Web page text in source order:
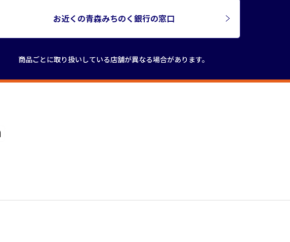
お近くの青森みちのく銀行の窓口
商品ごとに取り扱いしている店舗が異なる場合があります。